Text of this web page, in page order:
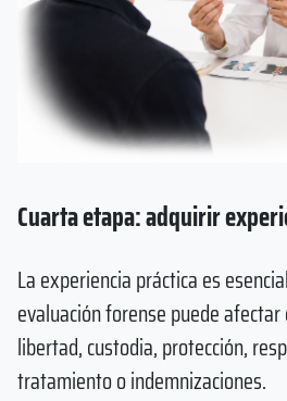
Cuarta etapa: adquirir
La experiencia práctica es
evaluación forense puede
libertad, custodia, protección,
tratamiento o indemnizaciones.